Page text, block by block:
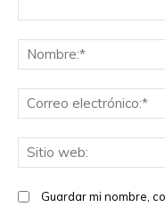
Guardar mi nombre,